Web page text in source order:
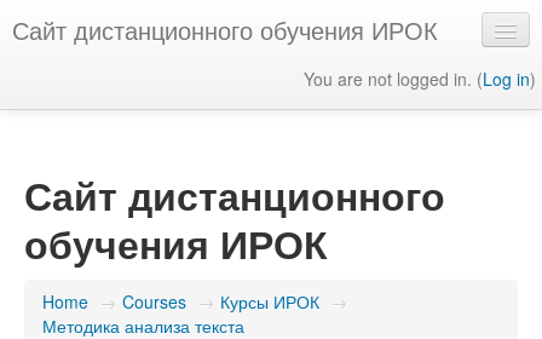
Сайт дистанционного обучения ИРОК
You are not logged in. (Log in)
Сайт дистанционного
обучения ИРОК
Home → Courses → Курсы ИРОК →
Методика анализа текста